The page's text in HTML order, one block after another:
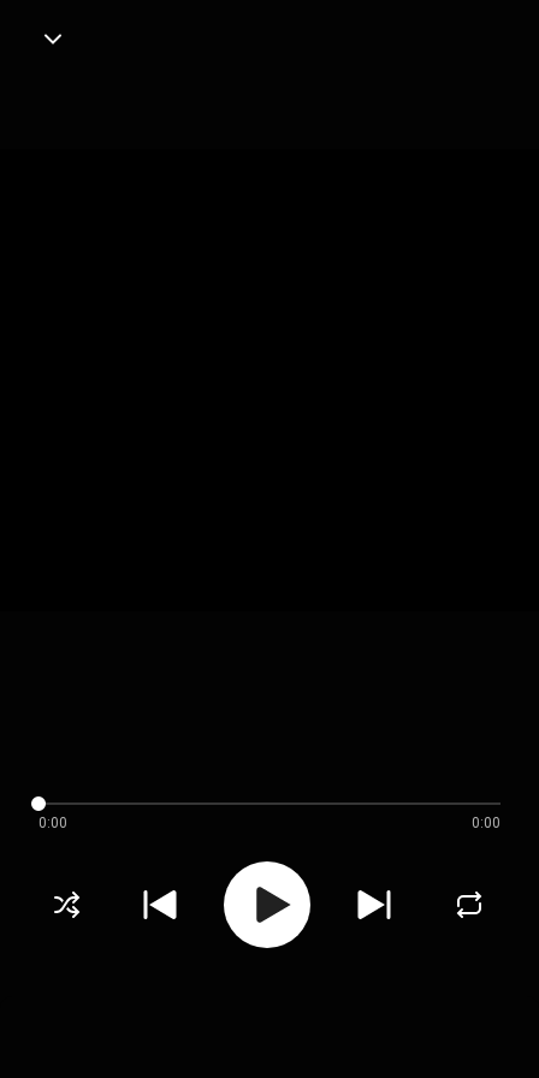
0:00 0:00